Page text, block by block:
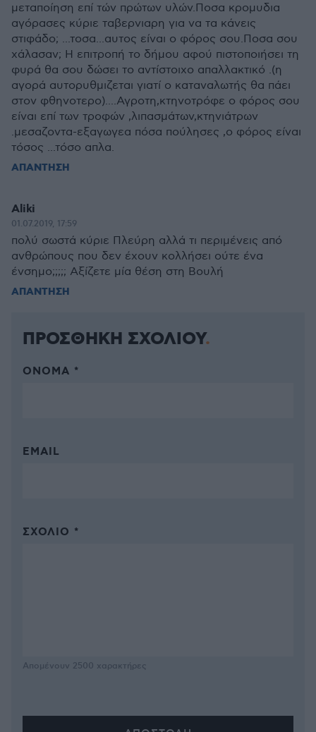
μεταποίηση επί τών πρώτων υλών.Ποσα κρομυδια
αγόρασες κύριε ταβερνιαρη για να τα κάνεις
στιφάδο; ...τοσα...αυτος είναι ο φόρος σου.Ποσα σου
χάλασαν; Η επιτροπή το δήμου αφού πιστοποιήσει τη
φυρά θα σου δώσει το αντίστοιχο απαλλακτικό .(η
αγορά αυτορυθμιζεται γιατί ο καταναλωτής θα πάει
στον φθηνοτερο)....Αγροτη,κτηνοτρόφε ο φόρος σου
είναι επί των τροφών ,λιπασμάτων,κτηνιάτρων
.μεσαζοντα-εξαγωγεα πόσα πούλησες ,ο φόρος είναι
τόσος ...τόσο απλα.
ΑΠΑΝΤΗΣΗ
Aliki
01.07.2019, 17:59
πολύ σωστά κύριε Πλεύρη αλλά τι περιμένεις από
ανθρώπους που δεν έχουν κολλήσει ούτε ένα
ένσημο;;;;; Αξίζετε μία θέση στη Βουλή
ΑΠΑΝΤΗΣΗ
ΠΡΟΣΘΗΚΗ ΣΧΟΛΙΟΥ
ΌΝΟΜΑ *
EMAIL
ΣΧΌΛΙΟ *
Απομένουν 2500 χαρακτήρες